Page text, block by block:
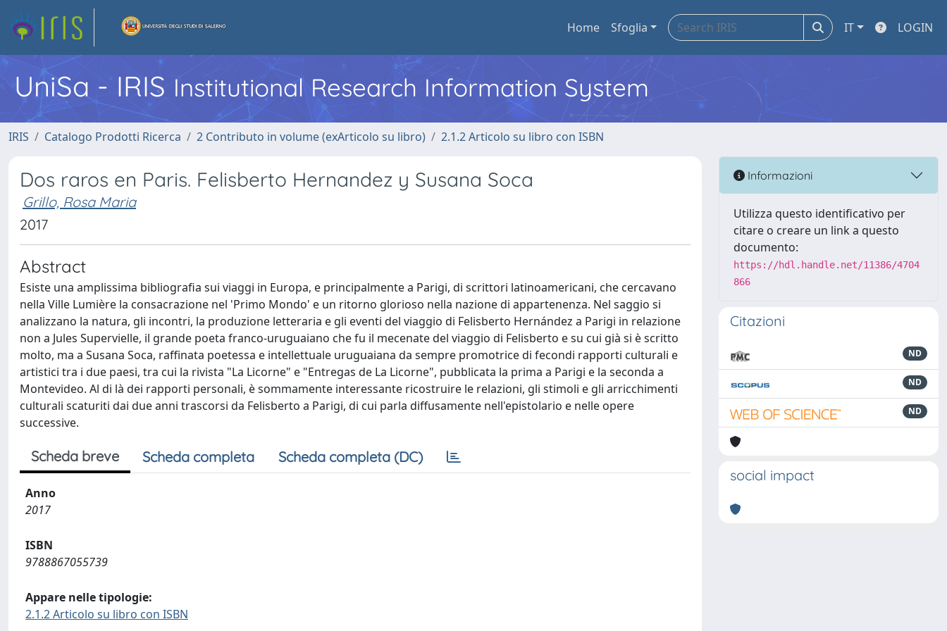
Home Sfoglia IT LOGIN
UniSa - IRIS Institutional Research Information System
IRIS Catalogo Prodotti Ricerca 2 Contributo in volume (exArticolo su libro) 2.1.2 Articolo su libro con ISBN
Dos raros en Paris. Felisberto Hernandez y Susana Soca
Grillo, Rosa Maria
2017
Abstract
Esiste una amplissima bibliografia sui viaggi in Europa, e principalmente a Parigi, di scrittori latinoamericani, che cercavano
nella Ville Lumière la consacrazione nel 'Primo Mondo' e un ritorno glorioso nella nazione di appartenenza. Nel saggio si
analizzano la natura, gli incontri, la produzione letteraria e gli eventi del viaggio di Felisberto Hernández a Parigi in relazione
non a Jules Supervielle, il grande poeta franco-uruguaiano che fu il mecenate del viaggio di Felisberto e su cui già si è scritto
molto, ma a Susana Soca, raffinata poetessa e intellettuale uruguaiana da sempre promotrice di fecondi rapporti culturali e
artistici tra i due paesi, tra cui la rivista "La Licorne" e "Entregas de La Licorne", pubblicata la prima a Parigi e la seconda a
Montevideo. Al di là dei rapporti personali, è sommamente interessante ricostruire le relazioni, gli stimoli e gli arricchimenti
culturali scaturiti dai due anni trascorsi da Felisberto a Parigi, di cui parla diffusamente nell'epistolario e nelle opere
successive.
Scheda breve Scheda completa Scheda completa (DC)
Anno
2017
ISBN
9788867055739
Appare nelle tipologie:
2.1.2 Articolo su libro con ISBN
Informazioni
Utilizza questo identificativo per
citare o creare un link a questo
documento:
https://hdl.handle.net/11386/4704
866
Citazioni
ND
ND
ND
social impact